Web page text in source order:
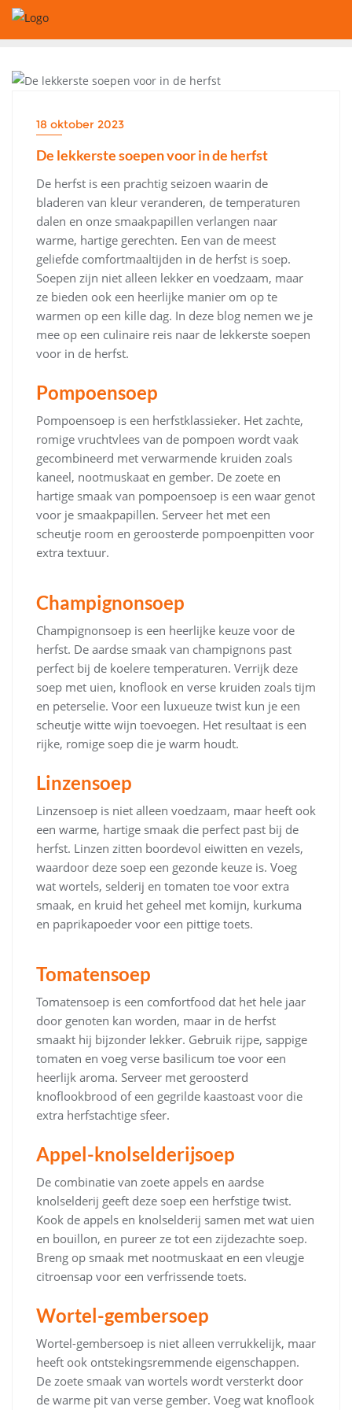
Ga
inhoud
18 oktober 2023
De lekkerste soepen voor in de herfst
De herfst is een prachtig seizoen waarin de
bladeren van kleur veranderen, de temperaturen
dalen en onze smaakpapillen verlangen naar
warme, hartige gerechten. Een van de meest
geliefde comfortmaaltijden in de herfst is soep.
Soepen zijn niet alleen lekker en voedzaam, maar
ze bieden ook een heerlijke manier om op te
warmen op een kille dag. In deze blog nemen we je
mee op een culinaire reis naar de lekkerste soepen
voor in de herfst.
Pompoensoep
Pompoensoep is een herfstklassieker. Het zachte,
romige vruchtvlees van de pompoen wordt vaak
gecombineerd met verwarmende kruiden zoals
kaneel, nootmuskaat en gember. De zoete en
hartige smaak van pompoensoep is een waar genot
voor je smaakpapillen. Serveer het met een
scheutje room en geroosterde pompoenpitten voor
extra textuur.
Champignonsoep
Champignonsoep is een heerlijke keuze voor de
herfst. De aardse smaak van champignons past
perfect bij de koelere temperaturen. Verrijk deze
soep met uien, knoflook en verse kruiden zoals tijm
en peterselie. Voor een luxueuze twist kun je een
scheutje witte wijn toevoegen. Het resultaat is een
rijke, romige soep die je warm houdt.
Linzensoep
Linzensoep is niet alleen voedzaam, maar heeft ook
een warme, hartige smaak die perfect past bij de
herfst. Linzen zitten boordevol eiwitten en vezels,
waardoor deze soep een gezonde keuze is. Voeg
wat wortels, selderij en tomaten toe voor extra
smaak, en kruid het geheel met komijn, kurkuma
en paprikapoeder voor een pittige toets.
Tomatensoep
Tomatensoep is een comfortfood dat het hele jaar
door genoten kan worden, maar in de herfst
smaakt hij bijzonder lekker. Gebruik rijpe, sappige
tomaten en voeg verse basilicum toe voor een
heerlijk aroma. Serveer met geroosterd
knoflookbrood of een gegrilde kaastoast voor die
extra herfstachtige sfeer.
Appel-knolselderijsoep
De combinatie van zoete appels en aardse
knolselderij geeft deze soep een herfstige twist.
Kook de appels en knolselderij samen met wat uien
en bouillon, en pureer ze tot een zijdezachte soep.
Breng op smaak met nootmuskaat en een vleugje
citroensap voor een verfrissende toets.
Wortel-gembersoep
Wortel-gembersoep is niet alleen verrukkelijk, maar
heeft ook ontstekingsremmende eigenschappen.
De zoete smaak van wortels wordt versterkt door
de warme pit van verse gember. Voeg wat knoflook